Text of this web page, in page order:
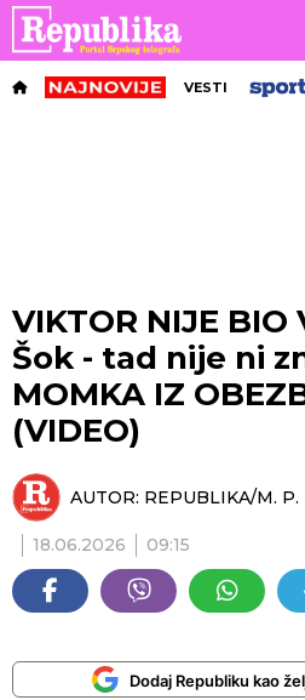
VESTI
VIKTOR NIJE BIO
Šok - tad nije ni
MOMKA IZ
(VIDEO)
AUTOR: REPUBLIKA/M. P.
18.06.2026 09:15
Dodaj Republiku kao